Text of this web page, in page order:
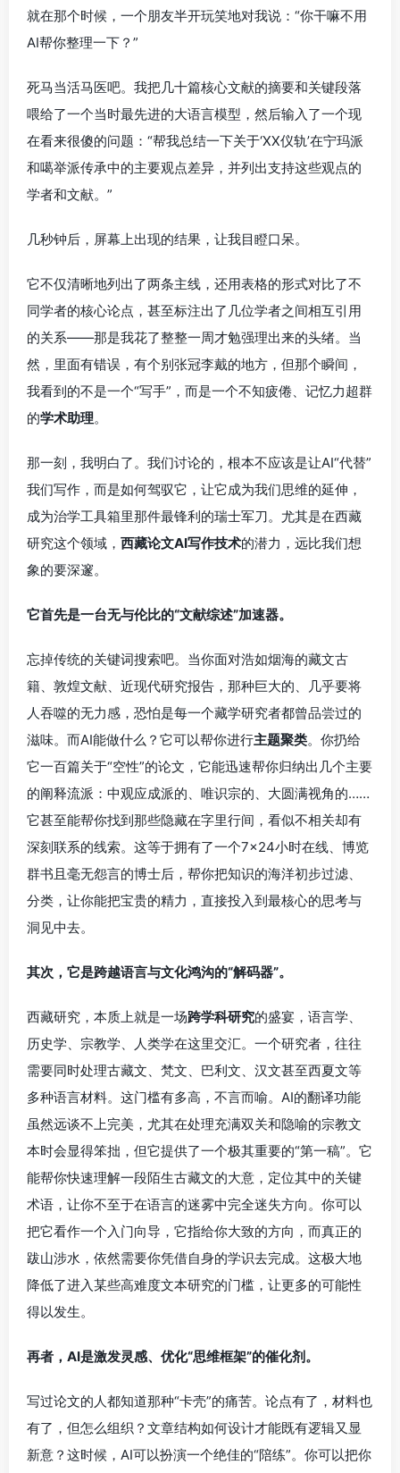
就在那个时候，一个朋友半开玩笑地对我说：“你干嘛不用
AI帮你整理一下？”
死马当活马医吧。我把几十篇核心文献的摘要和关键段落
喂给了一个当时最先进的大语言模型，然后输入了一个现
在看来很傻的问题：“帮我总结一下关于‘XX仪轨’在宁玛派
和噶举派传承中的主要观点差异，并列出支持这些观点的
学者和文献。”
几秒钟后，屏幕上出现的结果，让我目瞪口呆。
它不仅清晰地列出了两条主线，还用表格的形式对比了不
同学者的核心论点，甚至标注出了几位学者之间相互引用
的关系——那是我花了整整一周才勉强理出来的头绪。当
然，里面有错误，有个别张冠李戴的地方，但那个瞬间，
我看到的不是一个“写手”，而是一个不知疲倦、记忆力超群
的学术助理。
那一刻，我明白了。我们讨论的，根本不应该是让AI“代替”
我们写作，而是如何驾驭它，让它成为我们思维的延伸，
成为治学工具箱里那件最锋利的瑞士军刀。尤其是在西藏
研究这个领域， 西藏论文AI写作技术的潜力，远比我们想
象的要深邃。
它首先是一台无与伦比的“文献综述”加速器。
忘掉传统的关键词搜索吧。当你面对浩如烟海的藏文古
籍、敦煌文献、近现代研究报告，那种巨大的、几乎要将
人吞噬的无力感，恐怕是每一个藏学研究者都曾品尝过的
滋味。而AI能做什么？它可以帮你进行主题聚类。你扔给
它一百篇关于“空性”的论文，它能迅速帮你归纳出几个主要
的阐释流派：中观应成派的、唯识宗的、大圆满视角的……
它甚至能帮你找到那些隐藏在字里行间，看似不相关却有
深刻联系的线索。这等于拥有了一个7×24小时在线、博览
群书且毫无怨言的博士后，帮你把知识的海洋初步过滤、
分类，让你能把宝贵的精力，直接投入到最核心的思考与
洞见中去。
其次，它是跨越语言与文化鸿沟的“解码器”。
西藏研究，本质上就是一场跨学科研究的盛宴，语言学、
历史学、宗教学、人类学在这里交汇。一个研究者，往往
需要同时处理古藏文、梵文、巴利文、汉文甚至西夏文等
多种语言材料。这门槛有多高，不言而喻。AI的翻译功能
虽然远谈不上完美，尤其在处理充满双关和隐喻的宗教文
本时会显得笨拙，但它提供了一个极其重要的“第一稿”。它
能帮你快速理解一段陌生古藏文的大意，定位其中的关键
术语，让你不至于在语言的迷雾中完全迷失方向。你可以
把它看作一个入门向导，它指给你大致的方向，而真正的
跋山涉水，依然需要你凭借自身的学识去完成。这极大地
降低了进入某些高难度文本研究的门槛，让更多的可能性
得以发生。
再者，AI是激发灵感、优化“思维框架”的催化剂。
写过论文的人都知道那种“卡壳”的痛苦。论点有了，材料也
有了，但怎么组织？文章结构如何设计才能既有逻辑又显
新意？这时候，AI可以扮演一个绝佳的“陪练”。你可以把你